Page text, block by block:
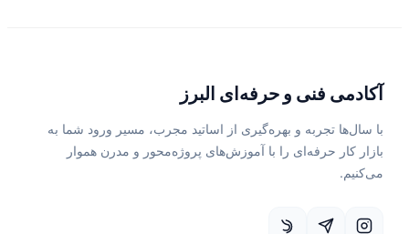
آکادمی فنی و حرفه‌ای البرز
با سال‌ها تجربه و بهره‌گیری از اساتید مجرب، مسیر ورود شما به
بازار کار حرفه‌ای را با آموزش‌های پروژه‌محور و مدرن هموار
می‌کنیم.